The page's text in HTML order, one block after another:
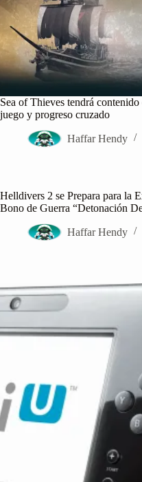
Sea of Thieves tendrá
juego y progreso cruzado
Haffar Hendy
Helldivers 2 se Prepara para la
Bono de Guerra “Detonación
Haffar Hendy